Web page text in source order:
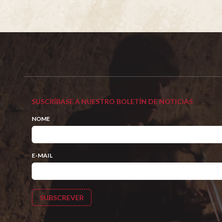
SUSCRÍBASE A NUESTRO BOLETÍN DE NOTICIAS
NOME
E-MAIL